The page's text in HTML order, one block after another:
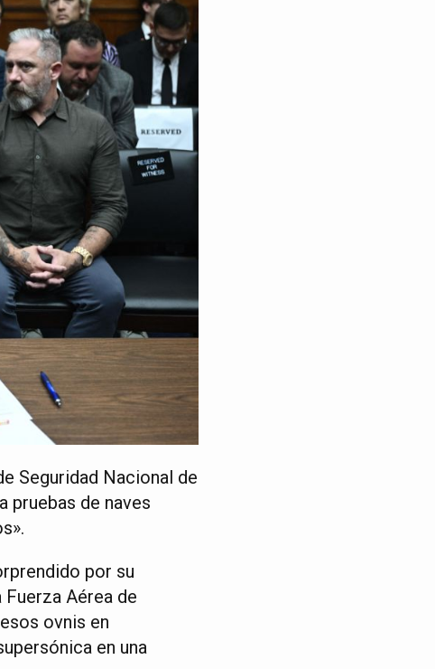
Seguridad Nacional de
pruebas de naves
por su
Aérea de
ovnis en
en una